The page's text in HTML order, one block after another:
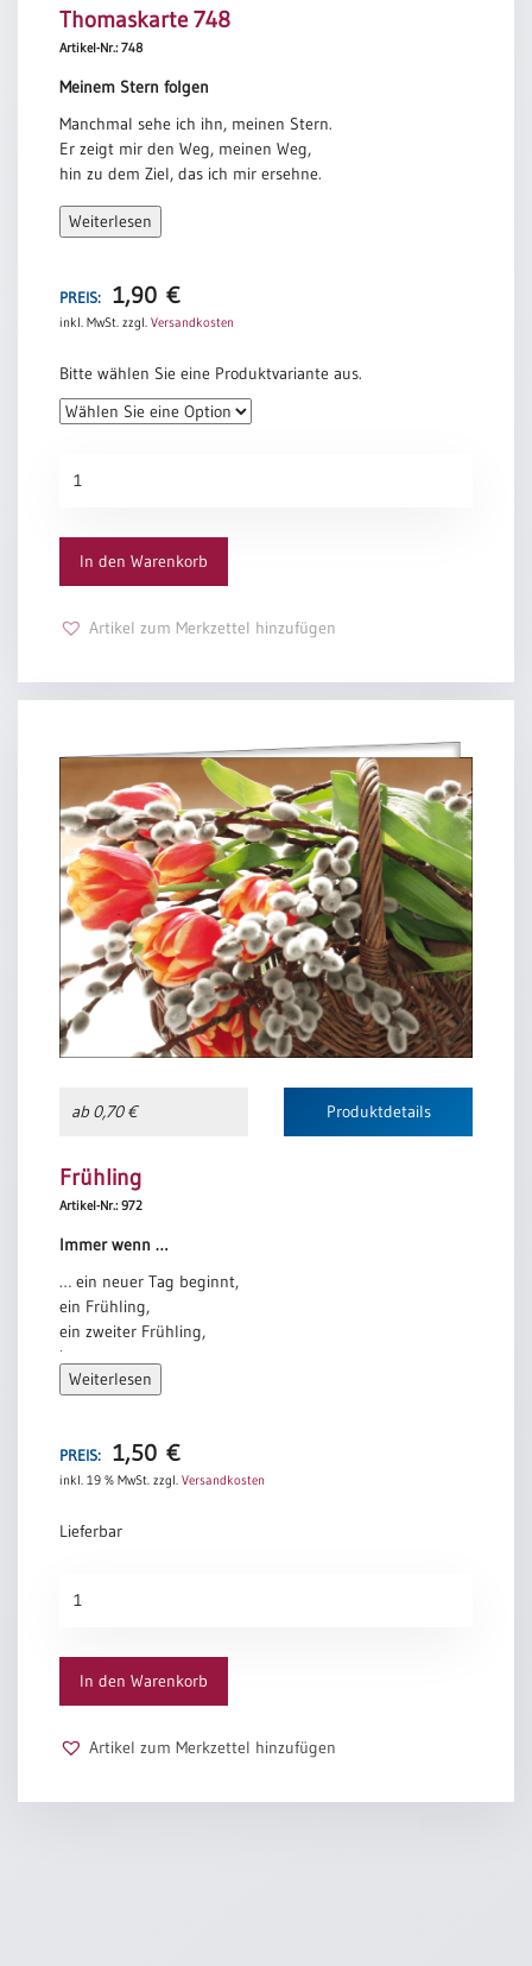
Einzelposter
Sortimente
Hefte
Jahreslosung
Restbestände
Restbestände
Broschüren
Thomaskarte 748
Artikel-Nr.: 748
Meinem Stern folgen
Manchmal sehe ich ihn, meinen Stern.
Er zeigt mir den Weg, meinen Weg,
hin zu dem Ziel, das ich mir ersehne.
Alles ist taghell und klar im Licht
meines Sterns.
verschenken habe, gesammelt in meinen
Händen und in meinem Herzen,
und die bittere Myrrhe des Schmerzes,
über die Jahre,
aber auch den leichten,
die mich nie ganz verlässt.
Und ich höre auf zu denken und zu planen,
Inge Müller
Weiterlesen
PREIS: 1,90 €
inkl. MwSt. zzgl. Versandkosten
Bitte wählen Sie eine Produktvariante aus.
748
In den Warenkorb
Artikel zum Merkzettel hinzufügen
ab 0,70 € Produktdetails
Frühling
Artikel-Nr.: 972
Immer wenn …
… ein neuer Tag beginnt,
ein Frühling,
ein zweiter Frühling,
immer wenn
eine Krankheit sich bessert,
immer wenn
ich einen schweren Stein beiseite rolle,
meiner Angst,
dass das Ende nie das Ende ist,
Inge Müller
Weiterlesen
PREIS: 1,50 €
inkl. 19 % MwSt. zzgl. Versandkosten
Lieferbar
Menge
In den Warenkorb
Artikel zum Merkzettel hinzufügen